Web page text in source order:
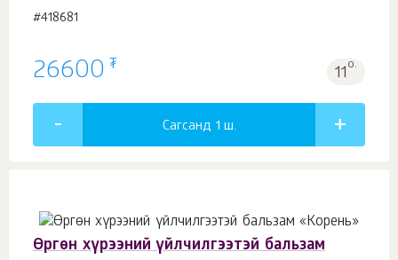
#418681
26600 ₮ 11о.
Сагсанд 1 ш.
Өргөн хүрээний үйлчилгээтэй бальзам